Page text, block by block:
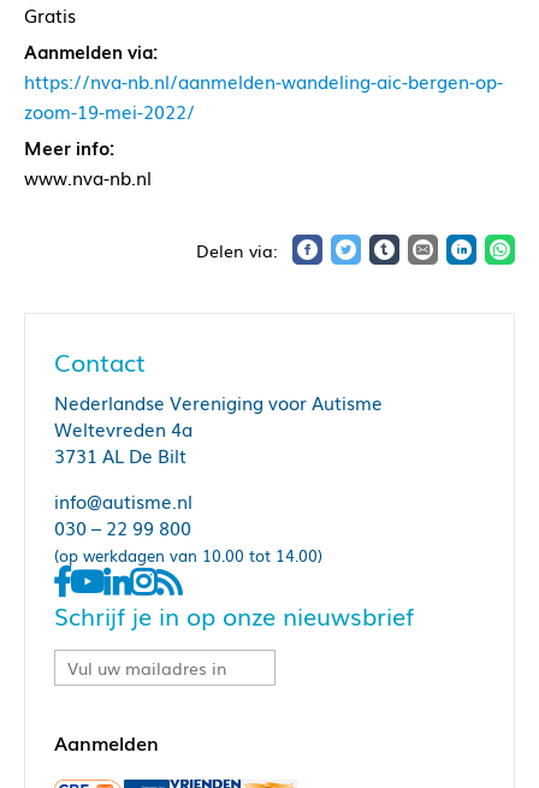
Gratis
Aanmelden via:
https://nva-nb.nl/aanmelden-wandeling-aic-bergen-op-
zoom-19-mei-2022/
Meer info:
www.nva-nb.nl
Contact
Nederlandse Vereniging voor Autisme
Weltevreden 4a
3731 AL De Bilt
info@autisme.nl
030 – 22 99 800
(op werkdagen van 10.00 tot 14.00)
Schrijf je in op onze nieuwsbrief